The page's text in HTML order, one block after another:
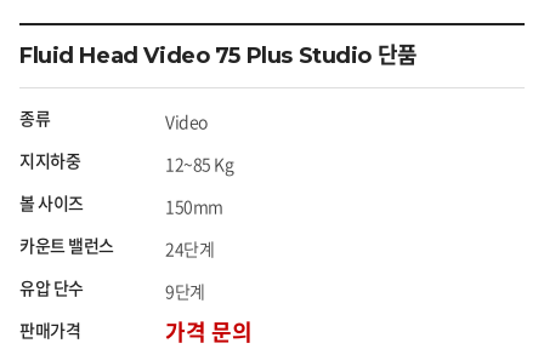
Fluid Head Video 75 Plus Studio 단품
종류
Video
지지하중
12~85 Kg
볼 사이즈
150mm
카운트 밸런스
24단계
유압 단수
9단계
판매가격
가격 문의